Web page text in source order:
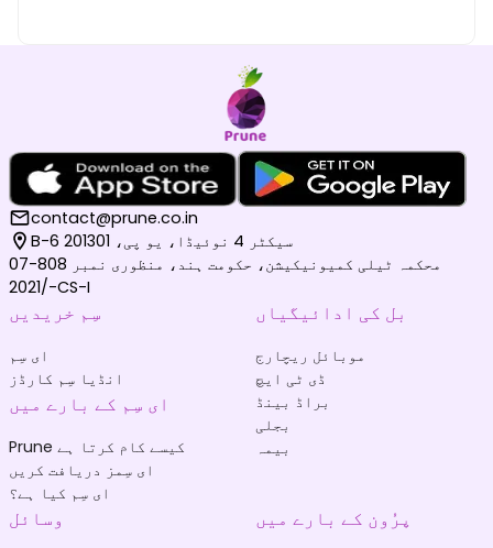
contact@prune.co.in
B-6 سیکٹر 4 نوئیڈا، یو پی، 201301
محکمہ ٹیلی کمیونیکیشن، حکومت ہند، منظوری نمبر 808-07
/2021-CS-I
سِم خریدیں
ای سِم
انڈیا سِم کارڈز
ای سِم کے بارے میں
Prune کیسے کام کرتا ہے
ای سِمز دریافت کریں
ای سِم کیا ہے؟
بل کی ادائیگیاں
موبائل ریچارج
ڈی ٹی ایچ
براڈ بینڈ
بجلی
بیمہ
وسائل پرُون کے بارے میں